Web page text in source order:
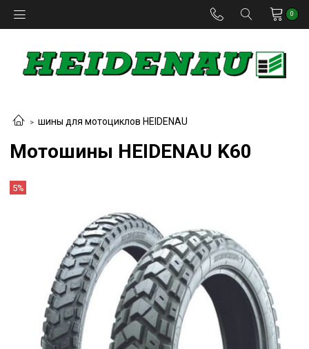
0
шины для мотоциклов HEIDENAU
Мотошины HEIDENAU K60
5%